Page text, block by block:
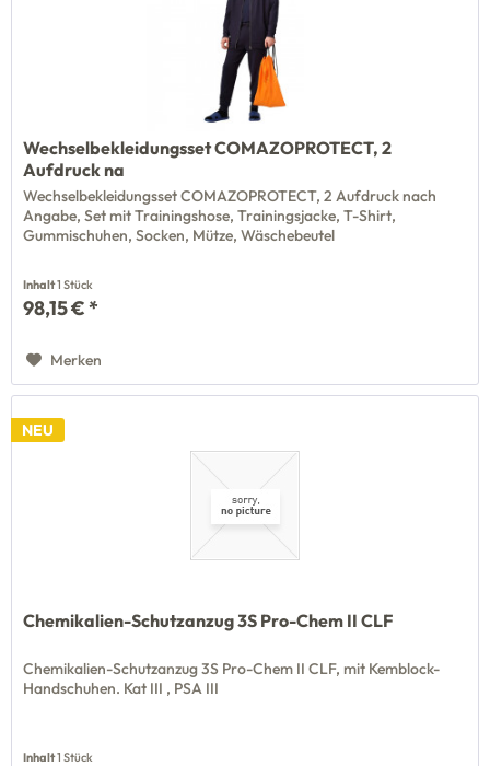
Wechselbekleidungsset COMAZOPROTECT, 2
Aufdruck na
Wechselbekleidungsset COMAZOPROTECT, 2 Aufdruck nach
Angabe, Set mit Trainingshose, Trainingsjacke, T-Shirt,
Gummischuhen, Socken, Mütze, Wäschebeutel
Inhalt1 Stück
98,15 € *
Merken
NEU
Chemikalien-Schutzanzug 3S Pro-Chem II CLF
Chemikalien-Schutzanzug 3S Pro-Chem II CLF, mit Kemblock-
Handschuhen. Kat III , PSA III
Inhalt1 Stück